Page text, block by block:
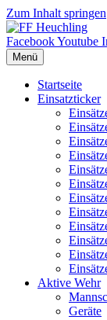
Zum Inhalt springen
FacebookYoutube
Menü
Startseite
Einsatzticker
Aktive Wehr
Geräte